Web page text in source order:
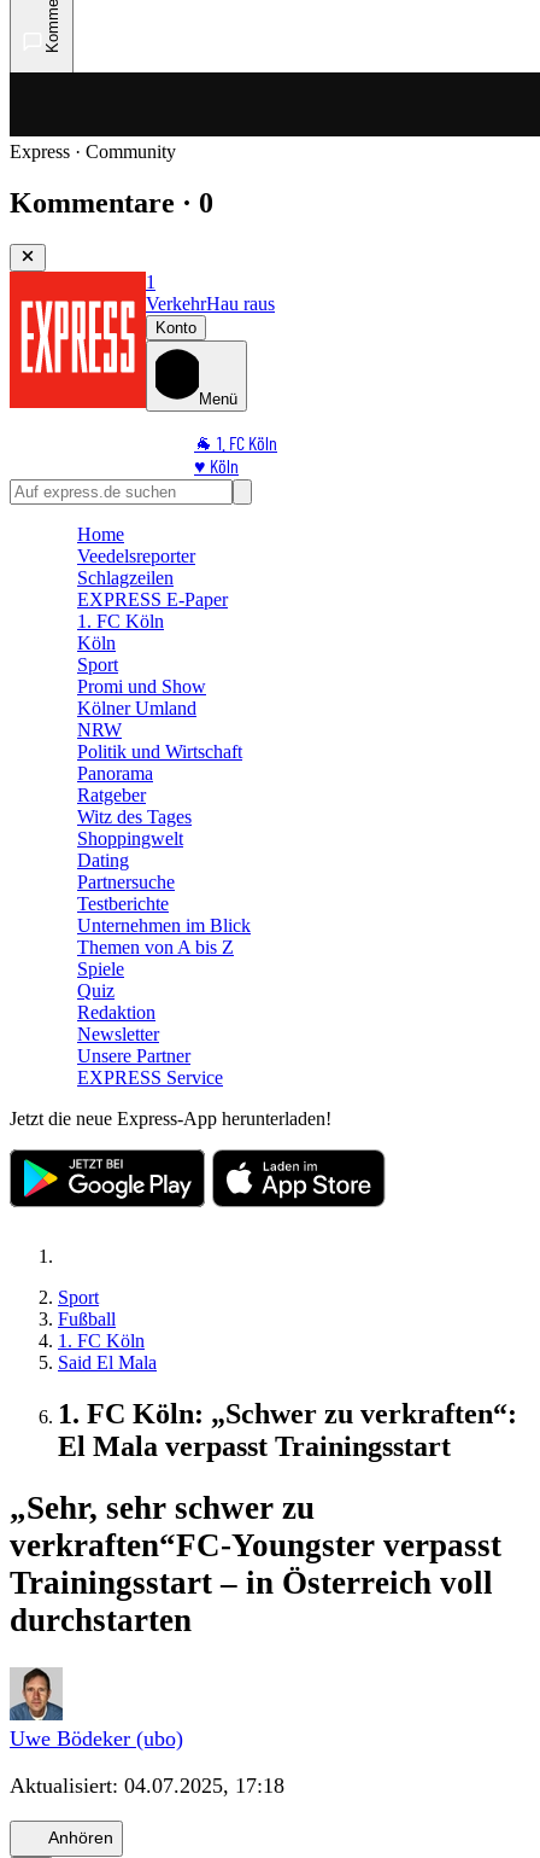
Express · Community
Kommentare · 0
1
VerkehrHau raus
Konto
Menü
🐐 1. FC Köln
♥️ Köln
⭐ Promi
🛒 Shoppingwelt
Home
Veedelsreporter
Schlagzeilen
EXPRESS E-Paper
1. FC Köln
Köln
Sport
Promi und Show
Kölner Umland
NRW
Politik und Wirtschaft
Panorama
Ratgeber
Witz des Tages
Shoppingwelt
Dating
Partnersuche
Testberichte
Unternehmen im Blick
Themen von A bis Z
Spiele
Quiz
Redaktion
Newsletter
Unsere Partner
EXPRESS Service
Jetzt die neue Express-App herunterladen!
Sport
Fußball
1. FC Köln
Said El Mala
1. FC Köln: „Schwer zu verkraften“:
El Mala verpasst Trainingsstart
„Sehr, sehr schwer zu
verkraften“FC-Youngster verpasst
Trainingsstart – in Österreich voll
durchstarten
Uwe Bödeker (ubo)
Aktualisiert: 04.07.2025, 17:18
Anhören